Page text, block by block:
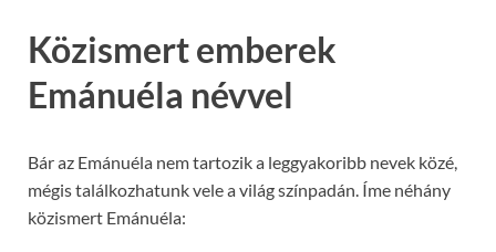
Közismert emberek
Emánuéla névvel
Bár az Emánuéla nem tartozik a leggyakoribb nevek közé,
mégis találkozhatunk vele a világ színpadán. Íme néhány
közismert Emánuéla: